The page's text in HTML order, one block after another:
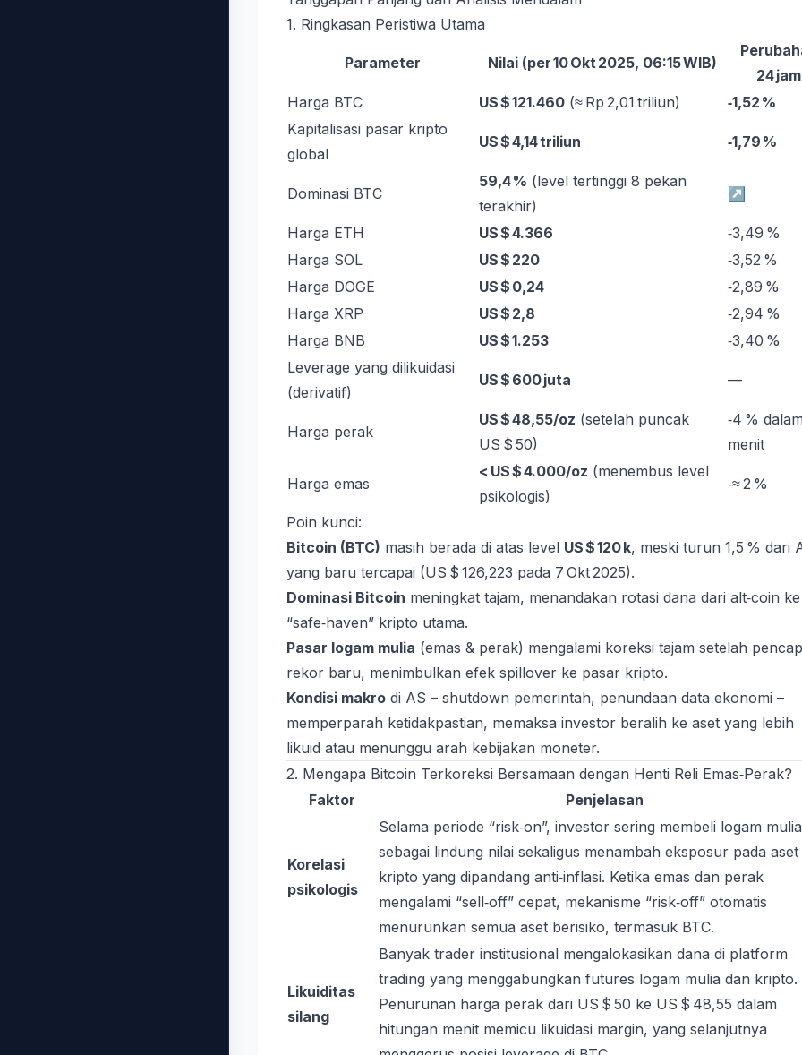
1. Ringkasan Peristiwa Utama
Parameter Nilai (per 10 Okt 2025, 06:15 WIB)
24 jam
Harga BTC
US $ 121.460 (≈ Rp 2,01 triliun)
‑1,52 %
Kapitalisasi pasar kripto
global
US $ 4,14 triliun ‑1,79 %
Dominasi BTC
59,4 % (level tertinggi 8 pekan
terakhir)
↗︎
Harga ETH US $ 4.366
‑3,49 %
Harga SOL
US $ 220
‑3,52 %
Harga DOGE
US $ 0,24
‑2,89 %
Harga XRP
US $ 2,8
‑2,94 %
Harga BNB
US $ 1.253
‑3,40 %
Leverage yang dilikuidasi
(derivatif)
US $ 600 juta —
Harga perak
US $ 48,55/oz (setelah puncak
US $ 50)
‑4 % dalam
menit
Harga emas
< US $ 4.000/oz (menembus level
psikologis)
‑≈ 2 %
Poin kunci:
Bitcoin (BTC) masih berada di atas level US $ 120 k, meski turun 1,5 % dari
yang baru tercapai (US $ 126,223 pada 7 Okt 2025).
Dominasi Bitcoin meningkat tajam, menandakan rotasi dana dari alt‑coin ke
“safe‑haven” kripto utama.
Pasar logam mulia (emas & perak) mengalami koreksi tajam setelah
rekor baru, menimbulkan efek spillover ke pasar kripto.
Kondisi makro di AS – shutdown pemerintah, penundaan data ekonomi –
memperparah ketidakpastian, memaksa investor beralih ke aset yang lebih
likuid atau menunggu arah kebijakan moneter.
2. Mengapa Bitcoin Terkoreksi Bersamaan dengan Henti Reli Emas‑Perak?
Faktor
Penjelasan
Korelasi
psikologis
Selama periode “risk‑on”, investor sering membeli logam mulia
sebagai lindung nilai sekaligus menambah eksposur pada aset
kripto yang dipandang anti‑inflasi. Ketika emas dan perak
mengalami “sell‑off” cepat, mekanisme “risk‑off” otomatis
menurunkan semua aset berisiko, termasuk BTC.
Likuiditas
silang
Banyak trader institusional mengalokasikan dana di platform
trading yang menggabungkan futures logam mulia dan kripto.
Penurunan harga perak dari US $ 50 ke US $ 48,55 dalam
hitungan menit memicu likuidasi margin, yang selanjutnya